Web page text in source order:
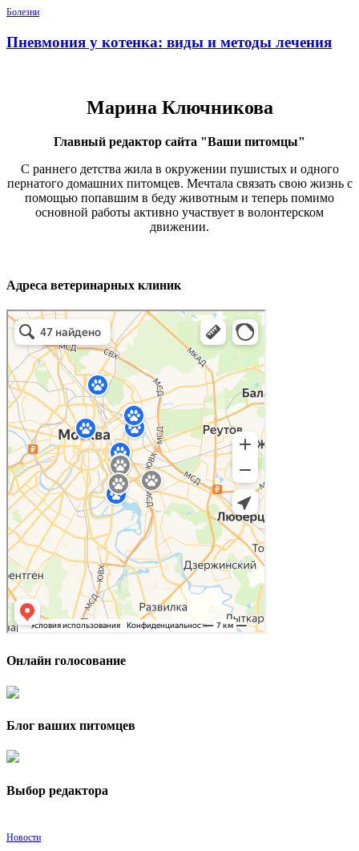
Болезни
Пневмония у котенка: виды и методы лечения
Марина Ключникова
Главный редактор сайта "Ваши питомцы"
С раннего детства жила в окружении пушистых и одного
пернатого домашних питомцев. Мечтала связать свою жизнь с
помощью попавшим в беду животным и теперь помимо
основной работы активно участвует в волонтерском
движении.
Адреса ветеринарных клиник
Онлайн голосование
Блог ваших питомцев
Выбор редактора
Новости